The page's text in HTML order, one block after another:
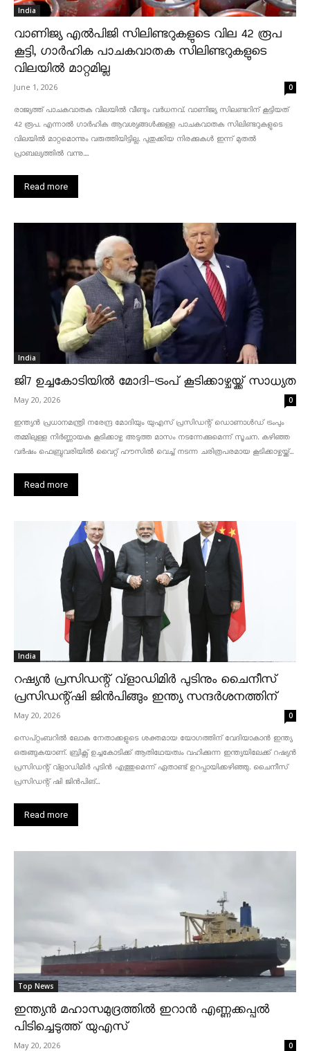
India
വാണിജ്യ എൽപിജി സിലിണ്ടറുകളുടെ വില 42 രൂപ
കൂട്ടി, ഗാർഹിക പാചകവാതക സിലിണ്ടറുകളുടെ
വിലയിൽ മാറ്റമില്ല
June 1, 2026 0
രാജ്യത്ത് പാചകവാതക വിലയിൽ വീണ്ടും വർധനവ്. വാണിജ്യ സിലണ്ടറിന് കൂട്ടിയത്
42 രൂപ. എന്നാൽ ഗാർഹിക ആവശ്യങ്ങൾക്കുള്ള പാചകവാതക സിലിണ്ടറുകളുടെ
വിലയിൽ മാറ്റമൊന്നും വരുത്തിയിട്ടില്ല. പുതുക്കിയ നിരക്കുകൾ ഇന്ന് മുതൽ
പ്രാബല്യത്തിൽ വന്നു....
Read more
India
ജി7 ഉച്ചകോടിയിൽ മോദി-ട്രംപ് കൂടിക്കാഴ്ചയ്ക്ക് സാധ്യത
May 20, 2026 0
ഇന്ത്യൻ പ്രധാനമന്ത്രി നരേന്ദ്ര മോദിയും യുഎസ് പ്രസിഡന്റ് ഡൊണാൾഡ് ട്രംപും
തമ്മിലുള്ള നിർണ്ണായക കൂടിക്കാഴ്ച അടുത്ത മാസം നടന്നേക്കുമെന്ന് സൂചന. കഴിഞ്ഞ
വർഷം ഫെബ്രുവരിയിൽ വൈറ്റ് ഹൗസിൽ വെച്ച് നടന്ന ചരിത്രപരമായ കൂടിക്കാഴ്ചയ്ക്ക്...
Read more
India
റഷ്യൻ പ്രസിഡന്റ് വ്‌ളാഡിമിർ പുടിനും ചൈനീസ്
പ്രസിഡന്റ്ഷി ജിൻപിങ്ങും ഇന്ത്യ സന്ദർശനത്തിന്
May 20, 2026 0
സെപ്റ്റംബറിൽ ലോക നേതാക്കളുടെ ശക്തമായ യോഗത്തിന് വേദിയാകാൻ ഇന്ത്യ
ഒരുങ്ങുകയാണ്. ബ്രിക്സ് ഉച്ചകോടിക്ക് ആതിഥേയത്വം വഹിക്കുന്ന ഇന്ത്യയിലേക്ക് റഷ്യൻ
പ്രസിഡന്റ് വ്‌ളാഡിമിർ പുടിൻ എത്തുമെന്ന് ഏതാണ്ട് ഉറപ്പായിക്കഴിഞ്ഞു. ചൈനീസ്
പ്രസിഡന്റ് ഷി ജിൻപിങ്...
Read more
Top News
ഇന്ത്യൻ മഹാസമുദ്രത്തിൽ ഇറാൻ എണ്ണക്കപ്പൽ
പിടിച്ചെടുത്ത് യുഎസ്
May 20, 2026 0